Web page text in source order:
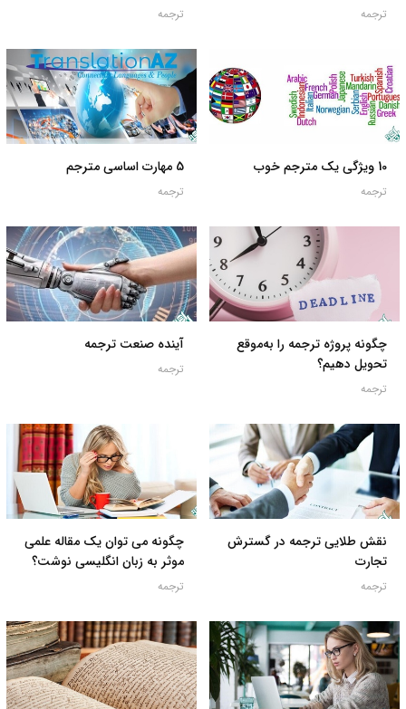
ترجمه ترجمه
10 ویژگی یک مترجم خوب
ترجمه
5 مهارت اساسی مترجم
ترجمه
چگونه پروژه ترجمه را به‌موقع
تحویل دهیم؟
ترجمه
آینده صنعت ترجمه
ترجمه
نقش طلایی ترجمه در گسترش
تجارت
ترجمه
چگونه می توان یک مقاله علمی
موثر به زبان انگلیسی نوشت؟
ترجمه